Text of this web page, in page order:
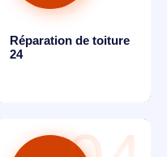
Réparation de toiture
24